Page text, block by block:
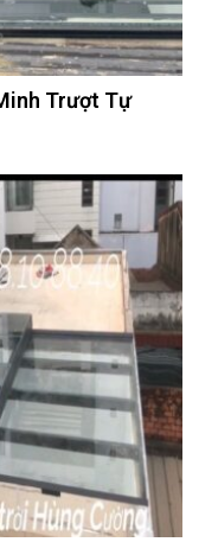
Trượt Tự